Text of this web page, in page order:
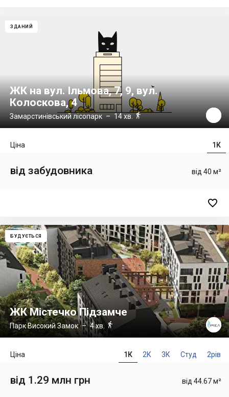
ЗДАНИЙ
ЖК на вул. Ільмова, 7, 9, вул.
Колоскова, 4
Замарстинівський лісопарк – 14 хв. 
1К
Ціна
від 40 м²
від забудовника

БУДУЄТЬСЯ
ЖК Містечко Підзамче
Парк Високий Замок– 4 хв.
1К 2К 3К Студ 2рів
Ціна
від 44.67 м²
від 1.29 млн грн